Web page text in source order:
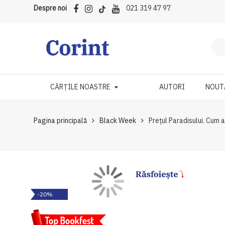
Despre noi 021 319 47 97
CĂRȚILE NOASTRE AUTORI
Pagina principală Black Week Prețul Paradisului.
to
end
-20%